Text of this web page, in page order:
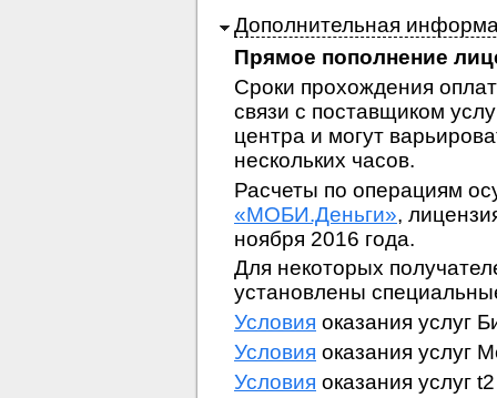
Дополнительная
Прямое пополнение
Сроки прохождения
связи с поставщиком
центра и могут
нескольких часов.
Расчеты по операциям
«МОБИ.Деньги»,
ноября 2016 года.
Для некоторых
установлены
Условия оказания услуг
Условия оказания услуг
Условия оказания услуг t2